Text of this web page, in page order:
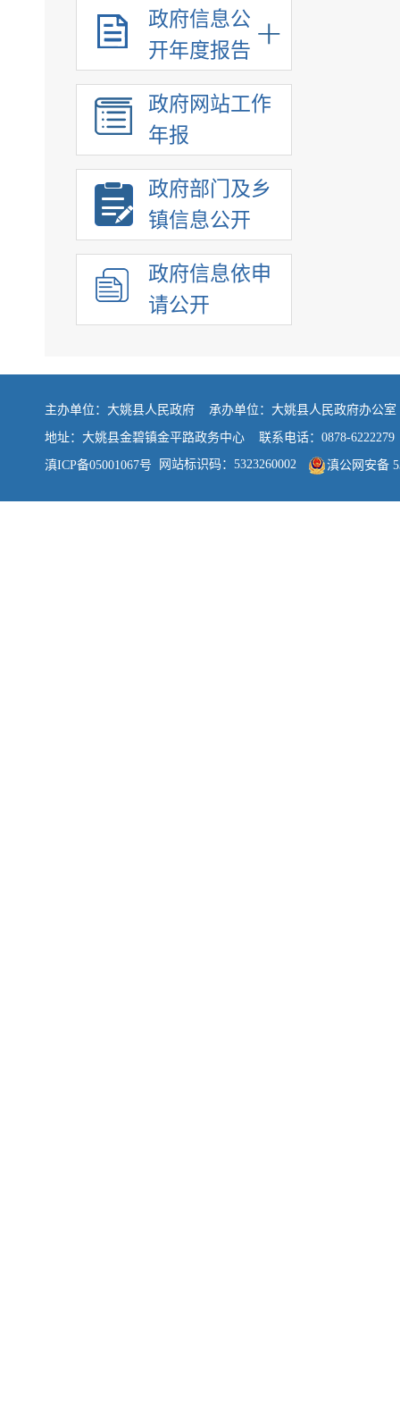
政府信息公
开年度报告
政府网站工作
年报
政府部门及乡
镇信息公开
政府信息依申
请公开
主办单位：大姚县人民政府 承办单位：大姚县人民政府办公
地址：大姚县金碧镇金平路政务中心 联系电话：0878-6222279
滇ICP备05001067号 网站标识码：5323260002 滇公网安备